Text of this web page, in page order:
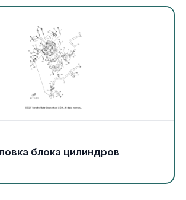
(гребные винты)
оборудование
оборудование
блока цилиндров